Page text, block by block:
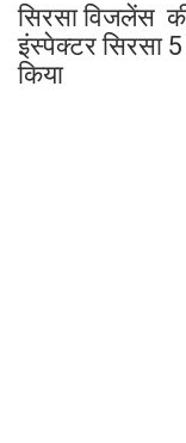
सिरसा विजलेंस
इंस्पेक्टर सिरसा 5
किया